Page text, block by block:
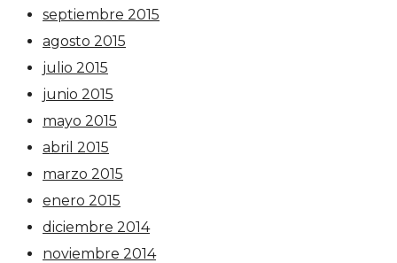
septiembre 2015
agosto 2015
julio 2015
junio 2015
mayo 2015
abril 2015
marzo 2015
enero 2015
diciembre 2014
noviembre 2014